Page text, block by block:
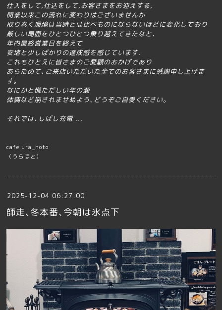
仕入をして,仕込をして,お客さまをお迎えする,
開業以来この流れに変わりはございませんが
取り巻く環境は当時とは比べものにならないほどに変化しており
厳しい局面をひとつひとつ乗り越えてきたなと､
年内最終営業日を終えて
安堵と少しばかりの達成感を感じています.
これもひとえに皆さまのご愛顧のおかげであり
あらためて､ご来店いただいた全てのお客さまに感謝申し上げま
す｡
なにかと慌ただしい年の瀬
体調など崩されませぬよう､どうぞご自愛ください。
それでは､しばし充電 ...
cafe ura_hoto
（うらほと）
2025-12-04 06:27:00
師走､冬本番､今朝は氷点下